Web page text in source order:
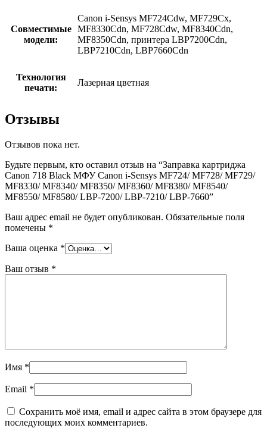
Совместимые
модели:
Canon i-Sensys MF724Cdw, MF729Cx,
MF8330Cdn, MF728Cdw, MF8340Cdn,
MF8350Cdn, принтера LBP7200Cdn,
LBP7210Cdn, LBP7660Cdn
Технология
печати:
Лазерная цветная
Отзывы
Отзывов пока нет.
Будьте первым, кто оставил отзыв на “Заправка картриджа
Canon 718 Black МФУ Canon i-Sensys MF724/ MF728/ MF729/
MF8330/ MF8340/ MF8350/ MF8360/ MF8380/ MF8540/
MF8550/ MF8580/ LBP-7200/ LBP-7210/ LBP-7660”
Ваш адрес email не будет опубликован. Обязательные поля
помечены *
Ваша оценка *
Ваш отзыв *
Имя *
Email *
Сохранить моё имя, email и адрес сайта в этом браузере для
последующих моих комментариев.